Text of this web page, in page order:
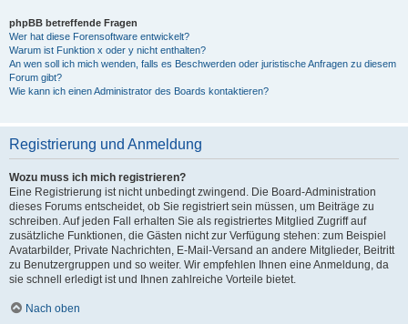
phpBB betreffende Fragen
Wer hat diese Forensoftware entwickelt?
Warum ist Funktion x oder y nicht enthalten?
An wen soll ich mich wenden, falls es Beschwerden oder juristische Anfragen zu diesem
Forum gibt?
Wie kann ich einen Administrator des Boards kontaktieren?
Registrierung und Anmeldung
Wozu muss ich mich registrieren?
Eine Registrierung ist nicht unbedingt zwingend. Die Board-Administration
dieses Forums entscheidet, ob Sie registriert sein müssen, um Beiträge zu
schreiben. Auf jeden Fall erhalten Sie als registriertes Mitglied Zugriff auf
zusätzliche Funktionen, die Gästen nicht zur Verfügung stehen: zum Beispiel
Avatarbilder, Private Nachrichten, E-Mail-Versand an andere Mitglieder, Beitritt
zu Benutzergruppen und so weiter. Wir empfehlen Ihnen eine Anmeldung, da
sie schnell erledigt ist und Ihnen zahlreiche Vorteile bietet.
Nach oben